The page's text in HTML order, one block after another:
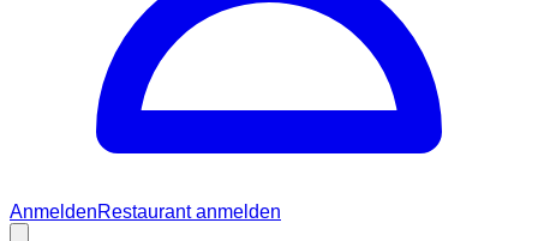
AnmeldenRestaurant anmelden